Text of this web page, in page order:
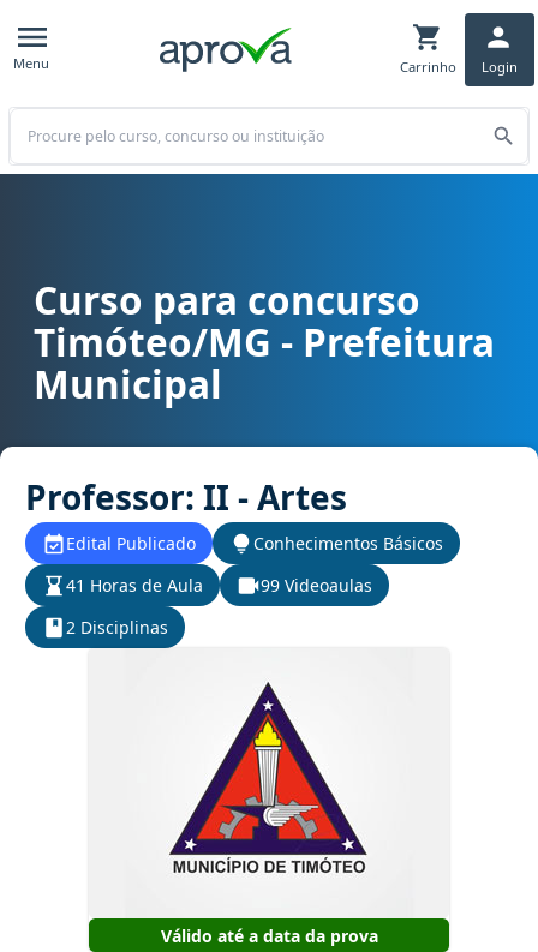
Menu Carrinho Login
Buscar
Curso para concurso Timóteo/MG - Prefeitura Municipal cargo
Curso para concurso
Timóteo/MG - Prefeitura
Municipal
Professor: II - Artes
Edital Publicado
Conhecimentos Básicos
41 Horas de Aula
99 Videoaulas
2 Disciplinas
Válido até a data da prova